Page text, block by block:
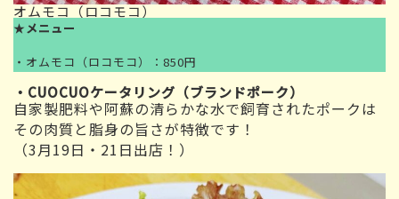
オムモコ（ロコモコ）
★ メニュー
・オムモコ（ロコモコ）：850円
・CUOCUOケータリング（ブランドポーク）
自家製肥料や阿蘇の清らかな水で飼育されたポークは
その肉質と脂身の旨さが特徴です！
（3月19日・21日出店！）